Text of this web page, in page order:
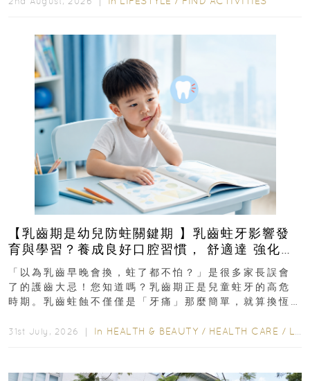
【乳齒期是幼兒防蛀關鍵期 】乳齒蛀牙影響發
育與學習？養成良好口腔習慣， 舒適達 強化琺
瑯質 兒童牙膏防護指南
「以為乳齒早晚會換，蛀了都不怕？」是很多家長誤會
了的護齒大忌！您知道嗎？乳齒期正是兒童蛀牙的高危
時期。乳齒蛀蝕不僅僅是「牙痛」那麼簡單，就算換恆
31st July, 2026 ｜ In HEALTH & BEAUTY / HEALTH CARE / LIFESTYLE